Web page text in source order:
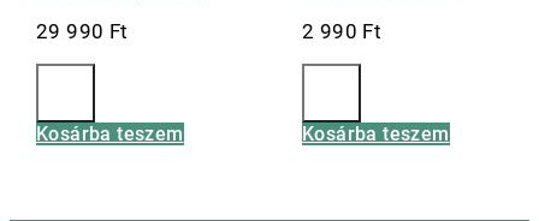
29 990 Ft
Kosárba teszem
2 990 Ft
Kosárba teszem